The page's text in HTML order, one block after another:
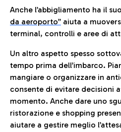
Anche l’abbigliamento ha il
da aeroporto” aiuta a
terminal, controlli e aree di
Un altro aspetto spesso
tempo prima dell’imbarco.
mangiare o organizzare in
consente di evitare decisioni
momento. Anche dare uno
ristorazione e shopping
aiutare a gestire meglio